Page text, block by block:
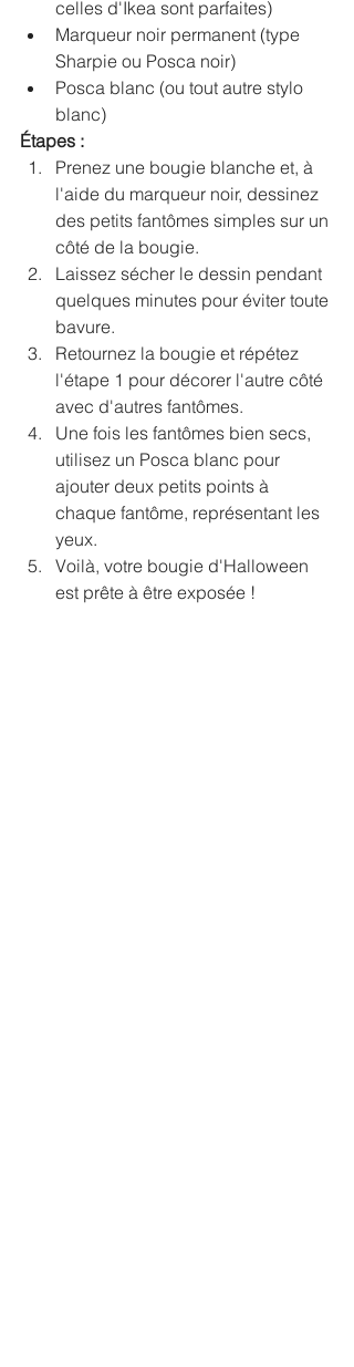
celles d'Ikea sont parfaites)
Marqueur noir permanent (type
Sharpie ou Posca noir)
Posca blanc (ou tout autre stylo
blanc)
Étapes :
Prenez une bougie blanche et, à
l'aide du marqueur noir, dessinez
des petits fantômes simples sur un
côté de la bougie.
Laissez sécher le dessin pendant
quelques minutes pour éviter toute
bavure.
Retournez la bougie et répétez
l'étape 1 pour décorer l'autre côté
avec d'autres fantômes.
Une fois les fantômes bien secs,
utilisez un Posca blanc pour
ajouter deux petits points à
chaque fantôme, représentant les
yeux.
Voilà, votre bougie d'Halloween
est prête à être exposée !